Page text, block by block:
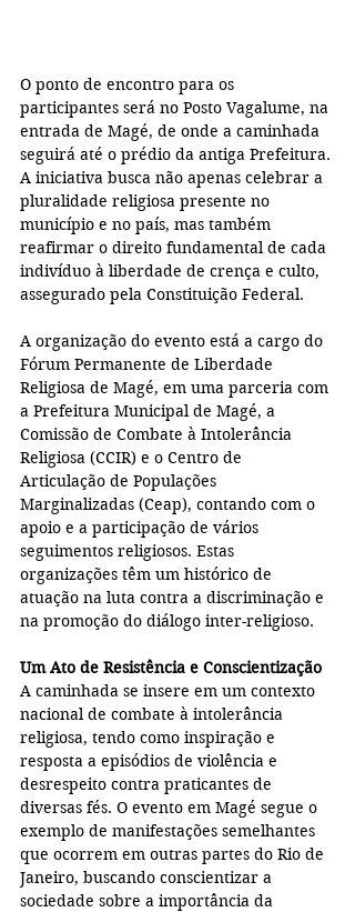
O ponto de encontro para os
participantes será no Posto Vagalume, na
entrada de Magé, de onde a caminhada
seguirá até o prédio da antiga Prefeitura.
A iniciativa busca não apenas celebrar a
pluralidade religiosa presente no
município e no país, mas também
reafirmar o direito fundamental de cada
indivíduo à liberdade de crença e culto,
assegurado pela Constituição Federal.
A organização do evento está a cargo do
Fórum Permanente de Liberdade
Religiosa de Magé, em uma parceria com
a Prefeitura Municipal de Magé, a
Comissão de Combate à Intolerância
Religiosa (CCIR) e o Centro de
Articulação de Populações
Marginalizadas (Ceap), contando com o
apoio e a participação de vários
seguimentos religiosos. Estas
organizações têm um histórico de
atuação na luta contra a discriminação e
na promoção do diálogo inter-religioso.
Um Ato de Resistência e Conscientização
A caminhada se insere em um contexto
nacional de combate à intolerância
religiosa, tendo como inspiração e
resposta a episódios de violência e
desrespeito contra praticantes de
diversas fés. O evento em Magé segue o
exemplo de manifestações semelhantes
que ocorrem em outras partes do Rio de
Janeiro, buscando conscientizar a
sociedade sobre a importância da